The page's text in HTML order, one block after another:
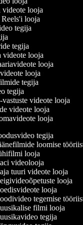
videote looja
Reels'i looja
tegija
tegija
videote looja
looja
looja
tegija
tegija
vastuste videote looja
videote looja
looja
tegija
loomise tööriist
looja
videolooja
tuuri videote looja
looja
looja
tegemise tööriist
filmi looja
tegija